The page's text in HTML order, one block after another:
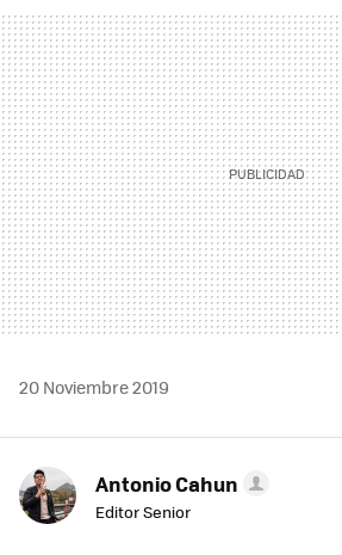
20 Noviembre 2019
Antonio Cahun
Editor Senior